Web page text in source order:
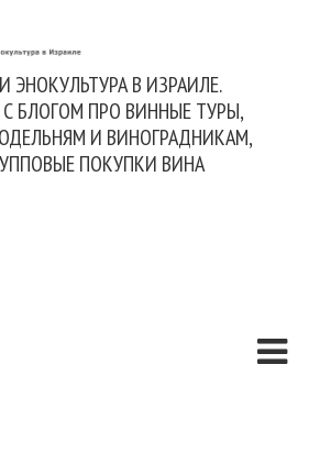
В ИЗРАИЛЕ.
БЛОГОМ ПРО ВИННЫЕ ТУРЫ,
И ВИНОГРАДНИКАМ,
ПОКУПКИ ВИНА